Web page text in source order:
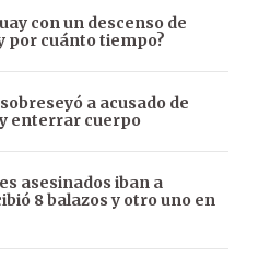
con un descenso de
por cuánto tiempo?
a acusado de
enterrar cuerpo
asesinados iban a
8 balazos y otro uno en